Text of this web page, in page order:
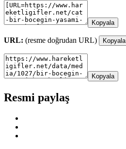
Kopyala
URL: (resme doğrudan URL) Kopyala
Kopyala
Resmi paylaş